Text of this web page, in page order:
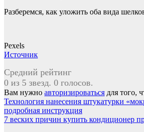
Разберемся, как уложить оба вида
Pexels
Источник
Средний рейтинг
0 из 5 звезд. 0 голосов.
Вам нужно авторизироваться для того,
Навигация
по
Технология нанесения штукатурки
подробная инструкция
7 веских причин купить кондиционер